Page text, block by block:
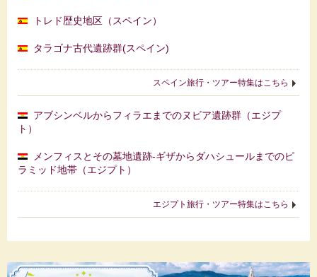
トレド歴史地区（スペイン）
タラゴナ古代遺跡群(スペイン)
スペイン旅行・ツアー特集はこちら
アブシンベルからフィラエまでのヌビア遺跡群（エジプ
ト）
メンフィスとその墓地遺跡-ギザからダハシュールまでのピ
ラミッド地帯（エジプト）
エジプト旅行・ツアー特集はこちら